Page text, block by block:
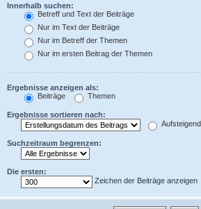
Innerhalb suchen:
Betreff und Text der Beiträge
Nur im Text der Beiträge
Nur im Betreff der Themen
Nur im ersten Beitrag der Themen
Ergebnisse anzeigen als:
Beiträge
Themen
Ergebnisse sortieren nach:
Aufsteigend
Suchzeitraum begrenzen:
Die ersten:
Zeichen der Beiträge anzeigen